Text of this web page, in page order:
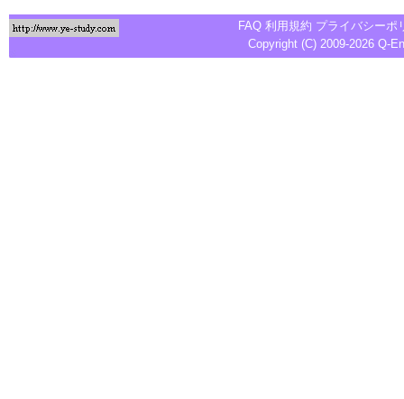
FAQ 利用規約 プライバシーポ
Copyright (C) 2009-2026 Q-